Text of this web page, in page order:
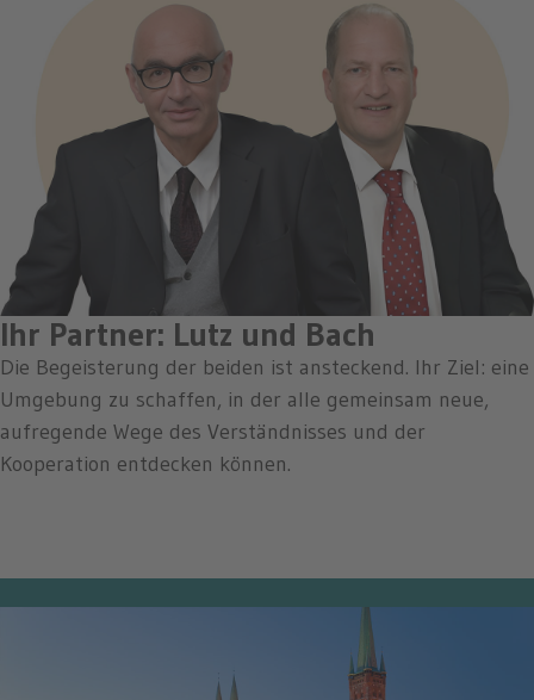
Ihr Partner: Lutz und Bach
Die Begeisterung der beiden ist ansteckend. Ihr Ziel: eine
Umgebung zu schaffen, in der alle gemeinsam neue,
aufregende Wege des Verständnisses und der
Kooperation entdecken können.